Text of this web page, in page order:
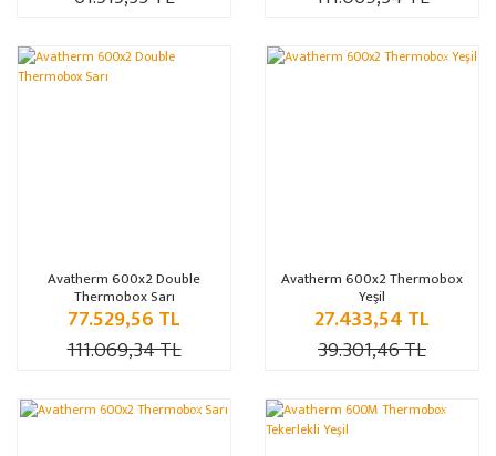
Avatherm 600x2 Double
Thermobox Sarı
77.529,56 TL
111.069,34 TL
%30
Avatherm 600x2 Thermobox
Yeşil
27.433,54 TL
39.301,46 TL
%30 %30